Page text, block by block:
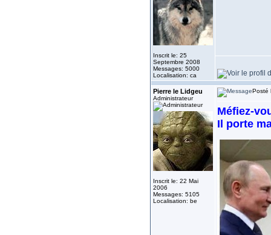
Inscrit le: 25
Septembre 2008
Messages: 5000
Localisation: ca
Pierre le Lidgeu
Administrateur
Inscrit le: 22 Mai
2006
Messages: 5105
Localisation: be
Posté
Méfiez-
Il porte